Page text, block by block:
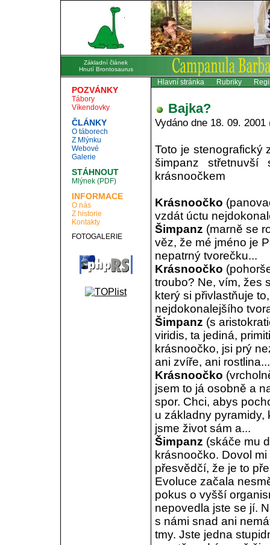
Základní článek
Hnutí Brontosaurus
POZVÁNKY
Tábory
Víkendovky
ČLÁNKY
O táborech
Z Mlýnku
Webové
Galerie
STÁHNOUT
Mlýnek (PDF)
INFORMACE
O nás
Z historie
Kontakty
FOTOGALERIE
Hlavní stránka Rubriky
Bajka?
Vydáno dne 18. 09.
Toto je stenografický
šimpanz
krásnoočkem
Krásnoočko
vzdát úctu
Šimpanz (marně se
věz, že mé jméno je
nepatrný tvorečku...
Krásnoočko
troubo? Ne, vím, žes
který si přivlastňuje
nejdokonalejšího
Šimpanz (s
viridis, ta jediná,
krásnoočko, jsi prý
ani zvíře, ani rostlina...
Krásnoočko
jsem to já osobně a
spor. Chci, abys
u základny pyramidy,
jsme život sám a...
Šimpanz (skáče mu
krásnoočko. Dovol
přesvědčí, že je to
Evoluce začala
pokus o vyšší
nepovedla jste se jí.
s námi snad ani
tmy. Jste jedna